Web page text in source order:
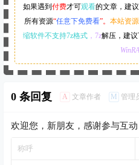
如果遇到付费才可观看的文章，建
所有资源“任意下免费看”。 本站资
缩软件不支持7z格式，7z解压，建议
0 条回复 A 文章作者 M 管理
欢迎您，新朋友，感谢参与互动